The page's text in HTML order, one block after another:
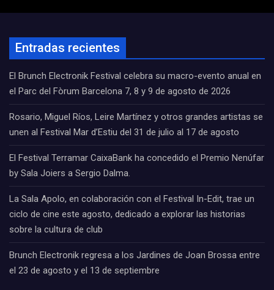
Entradas recientes
El Brunch Electronik Festival celebra su macro-evento anual en
el Parc del Fòrum Barcelona 7, 8 y 9 de agosto de 2026
Rosario, Miguel Ríos, Leire Martínez y otros grandes artistas se
unen al Festival Mar d’Estiu del 31 de julio al 17 de agosto
El Festival Terramar CaixaBank ha concedido el Premio Nenúfar
by Sala Joiers a Sergio Dalma.
La Sala Apolo, en colaboración con el Festival In-Edit, trae un
ciclo de cine este agosto, dedicado a explorar las historias
sobre la cultura de club
Brunch Electronik regresa a los Jardines de Joan Brossa entre
el 23 de agosto y el 13 de septiembre